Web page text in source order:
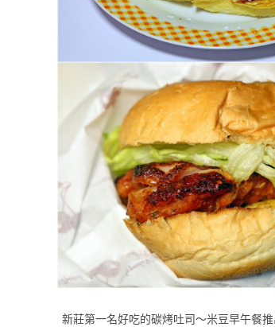
新莊第一名好吃的碳烤吐司～米豆早午餐